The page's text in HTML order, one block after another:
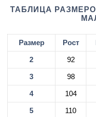
ТАБЛИЦА
Размер Рост
2 92
3 98
4 104
5 110